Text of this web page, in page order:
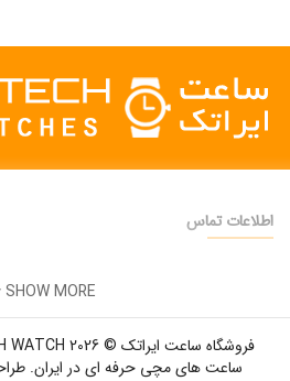
ساعت مچی سوئیسی SLOW "AM/PM" – 01..
12,500,000 تومان
اطلاعات تماس
ایمیل:
زمان کاری:8 صبح تا 5 عصر
SHOW MORE
ساعت های مچی حرفه ای در ایران.